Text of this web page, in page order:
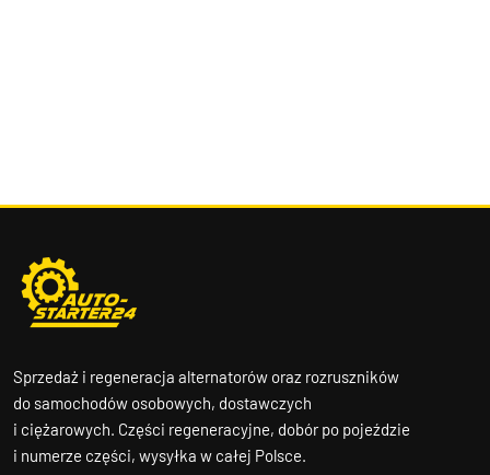
Sprzedaż i regeneracja alternatorów oraz rozruszników
do samochodów osobowych, dostawczych
i ciężarowych. Części regeneracyjne, dobór po pojeździe
i numerze części, wysyłka w całej Polsce.